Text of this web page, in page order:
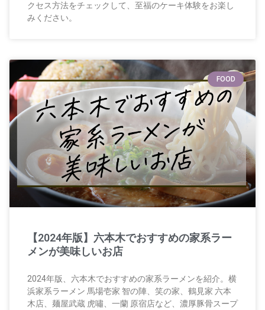
クセス方法をチェックして、至福のケーキ体験をお楽し
みください。
FOOD
【2024年版】六本木でおすすめの家系ラー
メンが美味しいお店
2024年版、六本木でおすすめの家系ラーメンを紹介。横
浜家系ラーメン 馬場壱家 智の陣、笑の家、鶴見家 六本
木店、麺屋武蔵 虎嘯、一蘭 原宿店など、濃厚豚骨スープ